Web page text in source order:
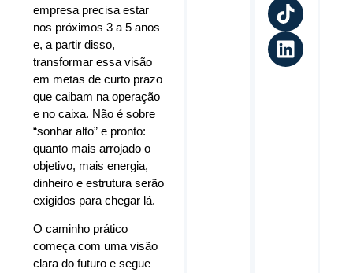
empresa precisa estar
nos próximos 3 a 5 anos
e, a partir disso,
transformar essa visão
em metas de curto prazo
que caibam na operação
e no caixa. Não é sobre
“sonhar alto” e pronto:
quanto mais arrojado o
objetivo, mais energia,
dinheiro e estrutura serão
exigidos para chegar lá.
O caminho prático
começa com uma visão
clara do futuro e segue